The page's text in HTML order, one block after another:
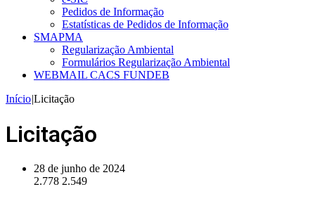
Pedidos de Informação
Estatísticas de Pedidos de Informação
SMAPMA
Regularização Ambiental
Formulários Regularização Ambiental
WEBMAIL CACS FUNDEB
Início|Licitação
Licitação
28 de junho de 2024
2.778 2.549